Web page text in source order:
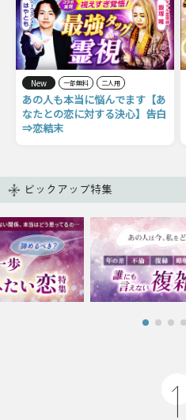
New 一部無料 二人用
あの人も本当に悩んでます【あ
なたとの恋に対する決心】告白
⇒恋結末
ピックアップ特集